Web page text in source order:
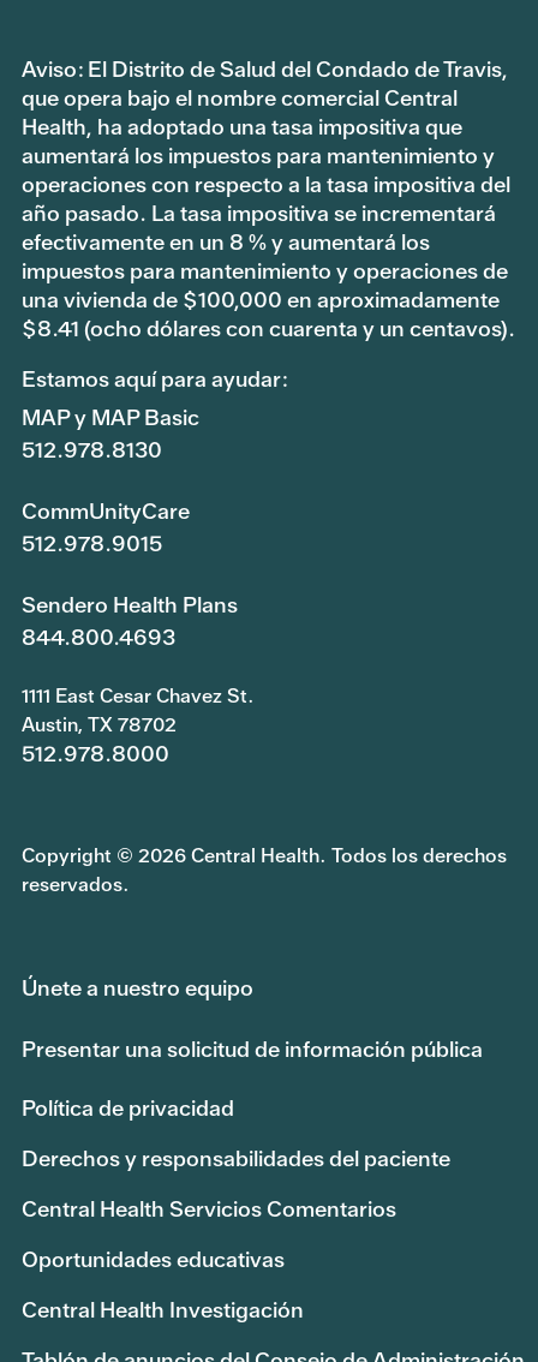
Aviso: El Distrito de Salud del Condado de Travis,
que opera bajo el nombre comercial Central
Health, ha adoptado una tasa impositiva que
aumentará los impuestos para mantenimiento y
operaciones con respecto a la tasa impositiva del
año pasado. La tasa impositiva se incrementará
efectivamente en un 8 % y aumentará los
impuestos para mantenimiento y operaciones de
una vivienda de $100,000 en aproximadamente
$8.41 (ocho dólares con cuarenta y un centavos).
Estamos aquí para ayudar:
MAP y MAP Basic
512.978.8130
CommUnityCare
512.978.9015
Sendero Health Plans
844.800.4693
1111 East Cesar Chavez St.
Austin, TX 78702
512.978.8000
Copyright © 2026 Central Health. Todos los derechos
reservados.
Únete a nuestro equipo
Presentar una solicitud de información pública
Política de privacidad
Derechos y responsabilidades del paciente
Central Health Servicios Comentarios
Oportunidades educativas
Central Health Investigación